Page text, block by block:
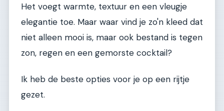
Het voegt warmte, textuur en een vleugje
elegantie toe. Maar waar vind je zo'n kleed dat
niet alleen mooi is, maar ook bestand is tegen
zon, regen en een gemorste cocktail?
Ik heb de beste opties voor je op een rijtje
gezet.